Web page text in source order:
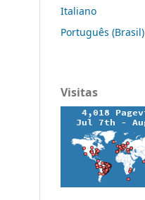
Italiano
Português (Brasil)
Visitas